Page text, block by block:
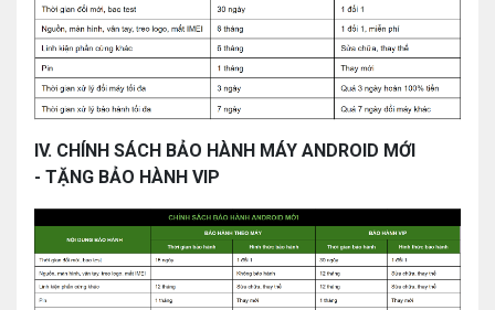
IV. CHÍNH SÁCH BẢO HÀNH MÁY ANDROID MỚI
- TẶNG BẢO HÀNH VIP